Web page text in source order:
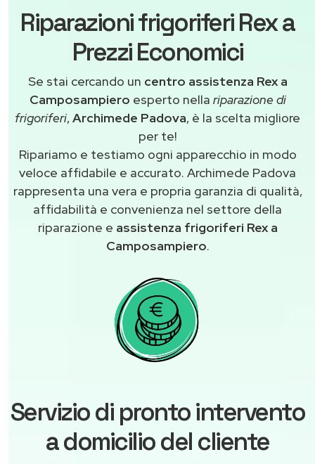
Riparazioni frigoriferi Rex a
Prezzi Economici
Se stai cercando un centro assistenza Rex a
Camposampiero esperto nella riparazione di
frigoriferi,Archimede Padova, è la scelta migliore
per te!
Ripariamo e testiamo ogni apparecchio in modo
veloce affidabile e accurato. Archimede Padova
rappresenta una vera e propria garanzia di qualità,
affidabilità e convenienza nel settore della
riparazione e assistenza frigoriferi Rex a
Camposampiero.
Servizio di pronto intervento
a domicilio del cliente